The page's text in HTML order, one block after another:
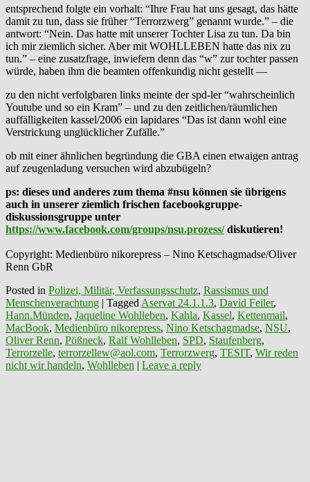
entsprechend folgte ein vorhalt: “Ihre Frau hat uns gesagt, das hätte
damit zu tun, dass sie früher “Terrorzwerg” genannt wurde.” – die
antwort: “Nein. Das hatte mit unserer Tochter Lisa zu tun. Da bin
ich mir ziemlich sicher. Aber mit WOHLLEBEN hatte das nix zu
tun.” – eine zusatzfrage, inwiefern denn das “w” zur tochter passen
würde, haben ihm die beamten offenkundig nicht gestellt —
zu den nicht verfolgbaren links meinte der spd-ler “wahrscheinlich
Youtube und so ein Kram” – und zu den zeitlichen/räumlichen
auffälligkeiten kassel/2006 ein lapidares “Das ist dann wohl eine
Verstrickung unglücklicher Zufälle.”
ob mit einer ähnlichen begründung die GBA einen etwaigen antrag
auf zeugenladung versuchen wird abzubügeln?
ps: dieses und anderes zum thema #nsu können sie übrigens
auch in unserer ziemlich frischen facebookgruppe-
diskussionsgruppe unter
https://www.facebook.com/groups/nsu.prozess/diskutieren!
Copyright: Medienbüro nikorepress – Nino Ketschagmadse/Oliver
Renn GbR
Posted in Polizei, Militär, Verfassungsschutz, Rassismus und
Menschenverachtung | Tagged Aservat 24.1.1.3, David Feiler,
Hann.Münden, Jaqueline Wohlleben, Kahla, Kassel, Kettenmail,
MacBook, Medienbüro nikorepress, Nino Ketschagmadse, NSU,
Oliver Renn, Pößneck, Ralf Wohlleben, SPD, Staufenberg,
Terrorzelle, terrorzellew@aol.com, Terrorzwerg, TESIT, Wir reden
nicht wir handeln, Wohlleben | Leave a reply